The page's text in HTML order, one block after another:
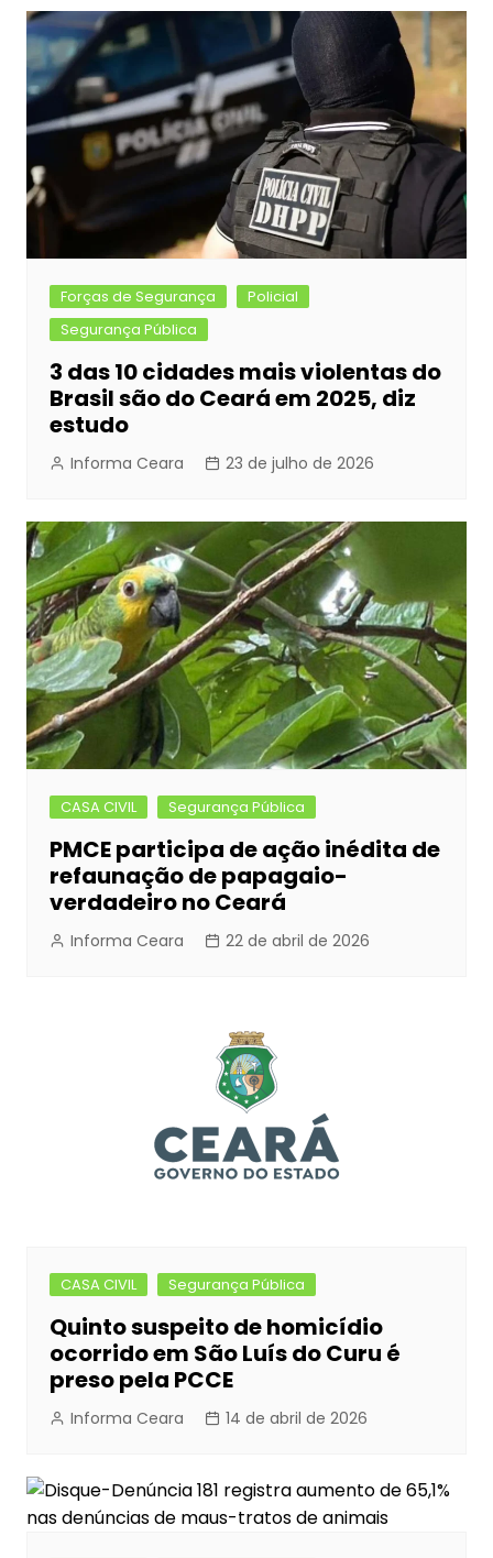
b
o
o
k
e
n
g
er
A
p
p
dI
n
Post
Forças de Segurança
Policial
Segurança Pública
3 das 10 cidades mais violentas do
Brasil são do Ceará em 2025, diz
estudo
Informa Ceara 23 de julho de 2026
CASA CIVIL Segurança Pública
PMCE participa de ação inédita de
refaunação de papagaio-
verdadeiro no Ceará
Informa Ceara 22 de abril de 2026
CASA CIVIL Segurança Pública
Quinto suspeito de homicídio
ocorrido em São Luís do Curu é
preso pela PCCE
Informa Ceara 14 de abril de 2026